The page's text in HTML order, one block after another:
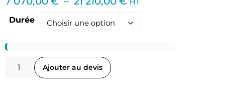
Durée
Ajouter au devis